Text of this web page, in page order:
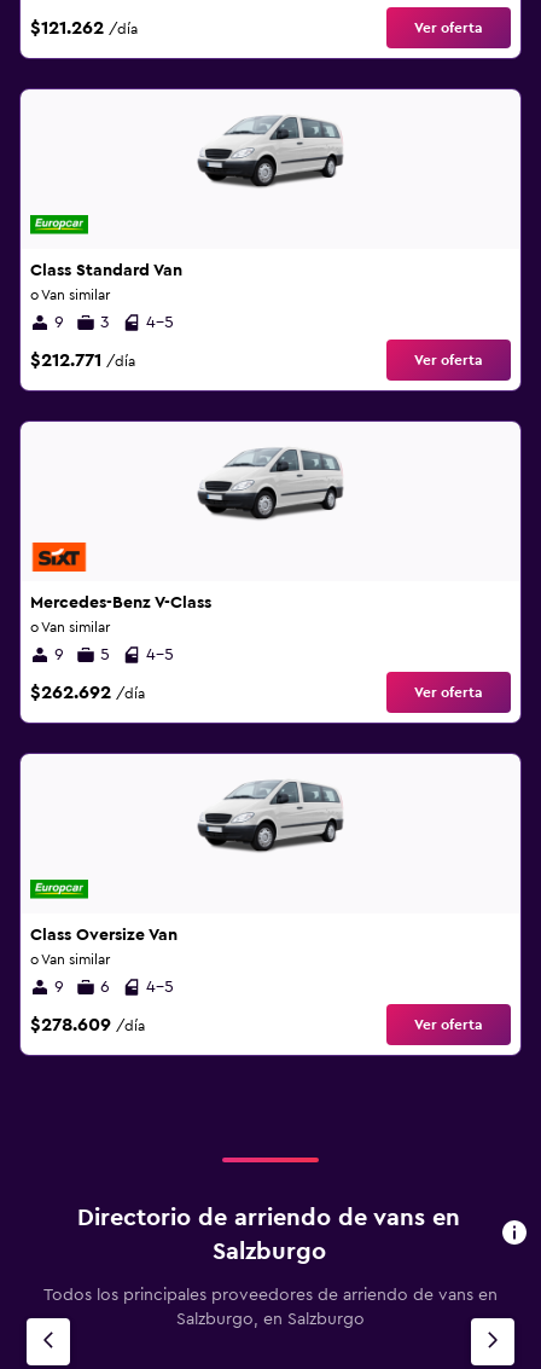
$121.262 /día Ver oferta
Class Standard Van
o Van similar
9 3 4-5
$212.771 /día Ver oferta
Mercedes-Benz V-Class
o Van similar
9 5 4-5
$262.692 /día Ver oferta
Class Oversize Van
o Van similar
9 6 4-5
$278.609 /día Ver oferta
Directorio de arriendo de vans en
Salzburgo
Todos los principales proveedores de arriendo de vans en
Salzburgo, en Salzburgo